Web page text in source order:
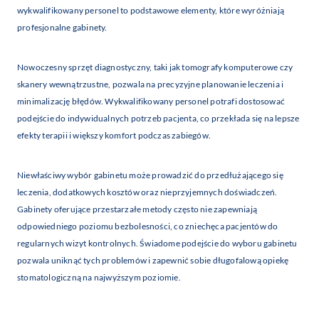
wykwalifikowany personel to podstawowe elementy, które wyróżniają
profesjonalne gabinety.
Nowoczesny sprzęt diagnostyczny, taki jak tomografy komputerowe czy
skanery wewnątrzustne, pozwala na precyzyjne planowanie leczenia i
minimalizację błędów. Wykwalifikowany personel potrafi dostosować
podejście do indywidualnych potrzeb pacjenta, co przekłada się na lepsze
efekty terapii i większy komfort podczas zabiegów.
Niewłaściwy wybór gabinetu może prowadzić do przedłużającego się
leczenia, dodatkowych kosztów oraz nieprzyjemnych doświadczeń.
Gabinety oferujące przestarzałe metody często nie zapewniają
odpowiedniego poziomu bezbolesności, co zniechęca pacjentów do
regularnych wizyt kontrolnych. Świadome podejście do wyboru gabinetu
pozwala uniknąć tych problemów i zapewnić sobie długofalową opiekę
stomatologiczną na najwyższym poziomie.